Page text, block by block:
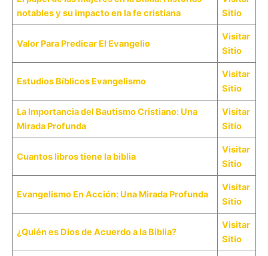
notables y su impacto en la fe cristiana
Sitio
Valor Para Predicar El Evangelio
Visitar
Sitio
Estudios Bíblicos Evangelismo
Visitar
Sitio
La Importancia del Bautismo Cristiano: Una
Mirada Profunda
Visitar
Sitio
Cuantos libros tiene la biblia
Visitar
Sitio
Evangelismo En Acción: Una Mirada Profunda
Visitar
Sitio
¿Quién es Dios de Acuerdo a la Biblia?
Visitar
Sitio